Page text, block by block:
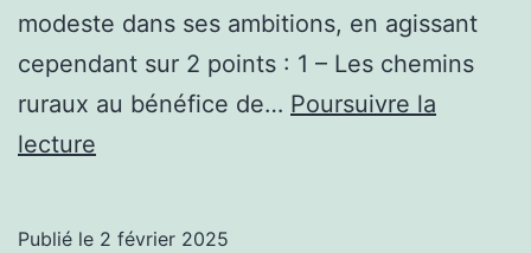
modeste dans ses ambitions, en agissant
cependant sur 2 points : 1 – Les chemins
ruraux au bénéfice de… Poursuivre la
lecture
différent
Publié le 2 février 2025